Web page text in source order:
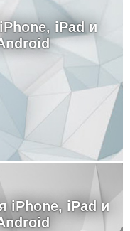
iPad и
iPhone, iPad и